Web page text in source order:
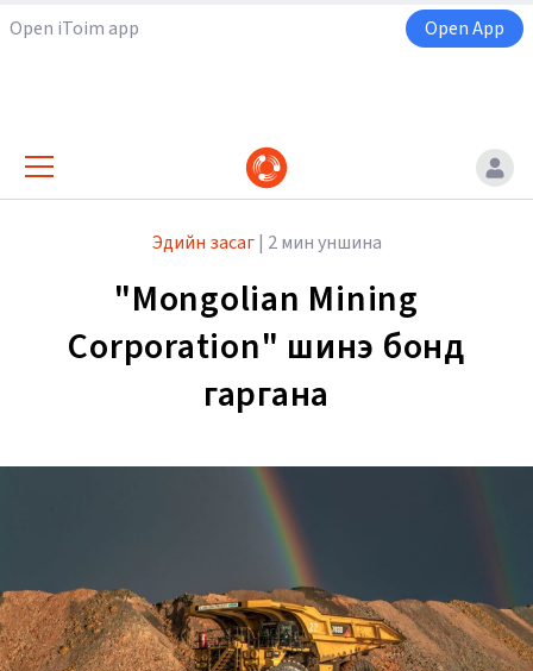
Open iToim app Open App
Эдийн засаг | 2 мин уншина
"Mongolian Mining
Corporation" шинэ бонд
гаргана